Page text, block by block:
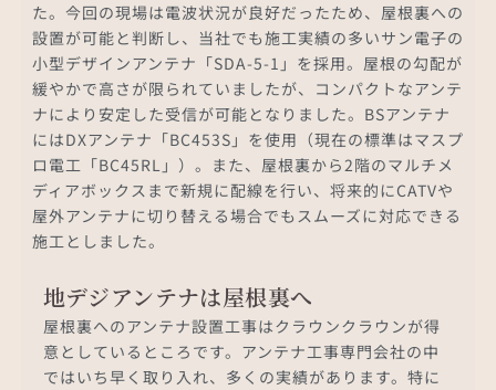
た。今回の現場は電波状況が良好だったため、屋根裏への
設置が可能と判断し、当社でも施工実績の多いサン電子の
小型デザインアンテナ「SDA-5-1」を採用。屋根の勾配が
緩やかで高さが限られていましたが、コンパクトなアンテ
ナにより安定した受信が可能となりました。BSアンテナ
にはDXアンテナ「BC453S」を使用（現在の標準はマスプ
ロ電工「BC45RL」）。また、屋根裏から2階のマルチメ
ディアボックスまで新規に配線を行い、将来的にCATVや
屋外アンテナに切り替える場合でもスムーズに対応できる
施工としました。
地デジアンテナは屋根裏へ
屋根裏へのアンテナ設置工事はクラウンクラウンが得
意としているところです。アンテナ工事専門会社の中
ではいち早く取り入れ、多くの実績があります。特に